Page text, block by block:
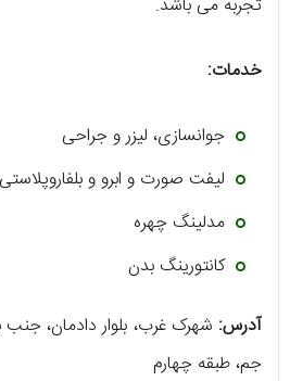
تجربه می‌ باشد.
خدمات:
جوانسازی، لیزر و جراحی
لیفت صورت و ابرو و بلفاروپلاستی
مدلینگ چهره
کانتورینگ بدن
آدرس: شهرک غرب، بلوار دادمان، جنب
جم، طبقه چهارم